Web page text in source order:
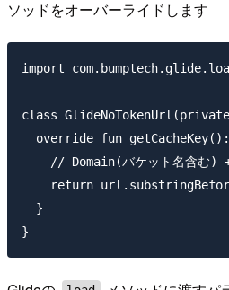
ソッドをオーバーライドします
import
class
override fun
// Domain(バケット名含む)
return
  }